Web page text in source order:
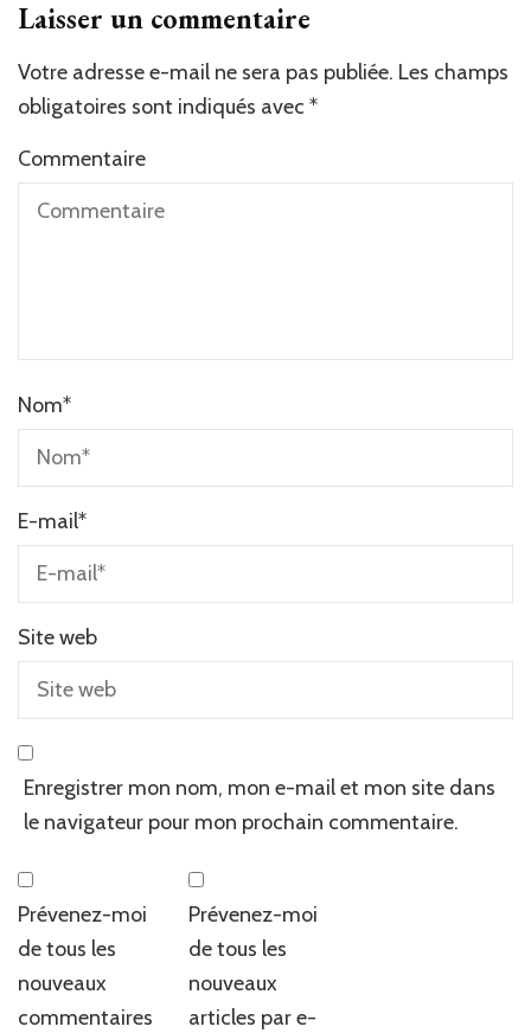
Laisser un commentaire
Votre adresse e-mail ne sera pas publiée. Les champs
obligatoires sont indiqués avec *
Commentaire
Nom*
E-mail*
Site web
Enregistrer mon nom, mon e-mail et mon site dans
le navigateur pour mon prochain commentaire.
Prévenez-moi
de tous les
nouveaux
commentaires
Prévenez-moi
de tous les
nouveaux
articles par e-